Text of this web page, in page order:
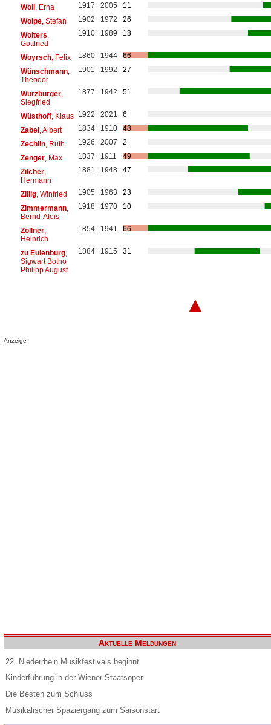
Woll, Erna 1917 2005
11
Wolpe, Stefan 1902 1972
26
Wolters
Gottfried
1910 1989 18
Woyrsch, Felix 1860 1944
66
Wünschmann,
Theodor
1901 1992 27
Würzburger,
Siegfried
1877 1942 51
Wüsthoff, Klaus 1922 2021
6
Zabel, Albert 1834 1910
48
Zechlin, Ruth 1926 2007
2
Zenger, Max 1837 1911
49
Zilcher,
Hermann
1881 1948 47
Zillig, Winfried 1905 1963
23
Zimmermann,
Bernd-Alois
1918 1970 10
Zöllner,
Heinrich
1854 1941 66
zu Eulenburg,
Sigwart Botho
Philipp August
1884 1915 31
▲
Anzeige
Aktuelle Meldungen
22. Niederrhein Musikfestivals beginnt
Kinderführung in der Wiener Staatsoper
Die Besten zum Schluss
Musikalischer Spaziergang zum Saisonstart